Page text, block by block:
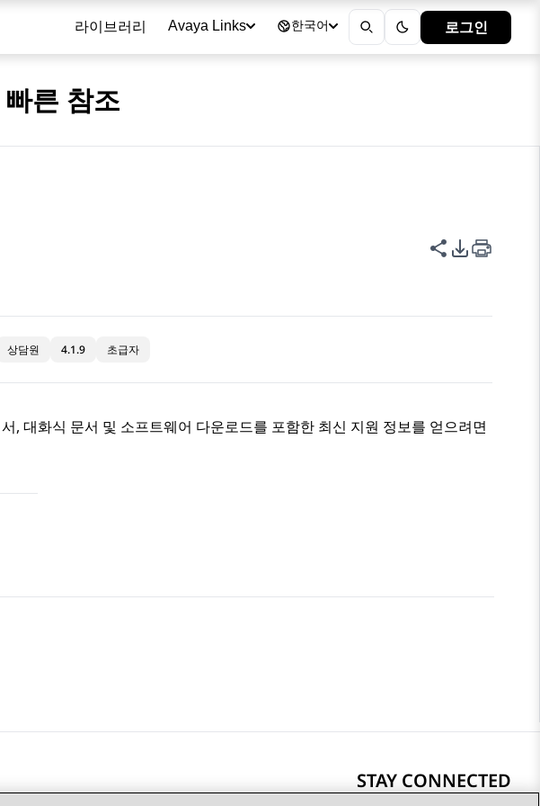
라이브러리 Avaya Links 한국어 로그인
른 참조
이 페이지 공
PDF 내보
상담원 4.1.9 초급자
, 대화식 문서 및 소프트웨어 다운로드를 포함한 최신 지원 정보를 얻으려면
STAY CONNECTED